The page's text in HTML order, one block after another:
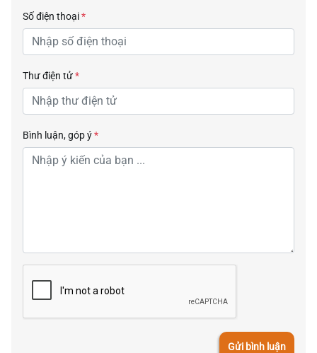
Số điện thoại*
Thư điện tử*
Bình luận, góp ý*
Gửi bình luận